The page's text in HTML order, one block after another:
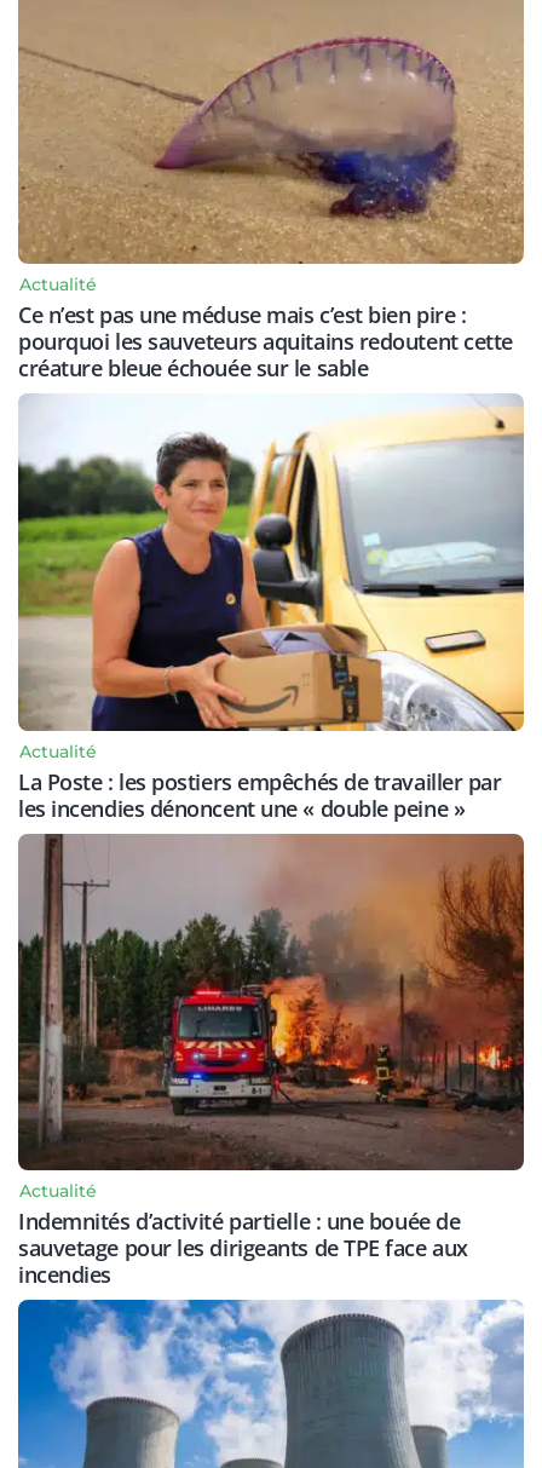
Actualité
Ce n’est pas une méduse mais c’est bien pire :
pourquoi les sauveteurs aquitains redoutent cette
créature bleue échouée sur le sable
Actualité
La Poste : les postiers empêchés de travailler par
les incendies dénoncent une « double peine »
Actualité
Indemnités d’activité partielle : une bouée de
sauvetage pour les dirigeants de TPE face aux
incendies